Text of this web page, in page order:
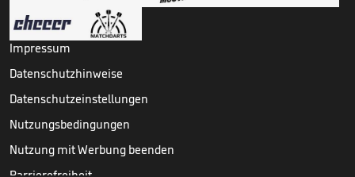
Impressum
Datenschutzhinweise
Datenschutzeinstellungen
Nutzungsbedingungen
Nutzung mit Werbung beenden